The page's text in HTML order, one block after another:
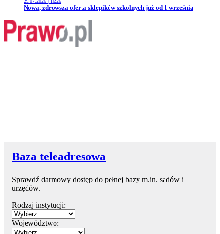
29.07.2026 | 16:26
Przejdź do artykułu:
Nowa, zdrowsza oferta sklepików szkolnych już od 1 września
Baza teleadresowa
Sprawdź darmowy dostęp do pełnej bazy m.in. sądów i
urzędów.
Rodzaj instytucji:
Województwo: